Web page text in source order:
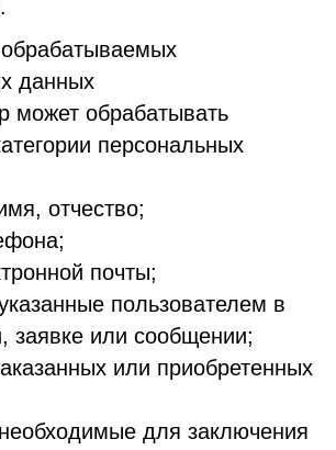
данных
может обрабатывать
персональных
отчество;
почты;
пользователем в
заявке или сообщении;
или приобретенных
для заключения